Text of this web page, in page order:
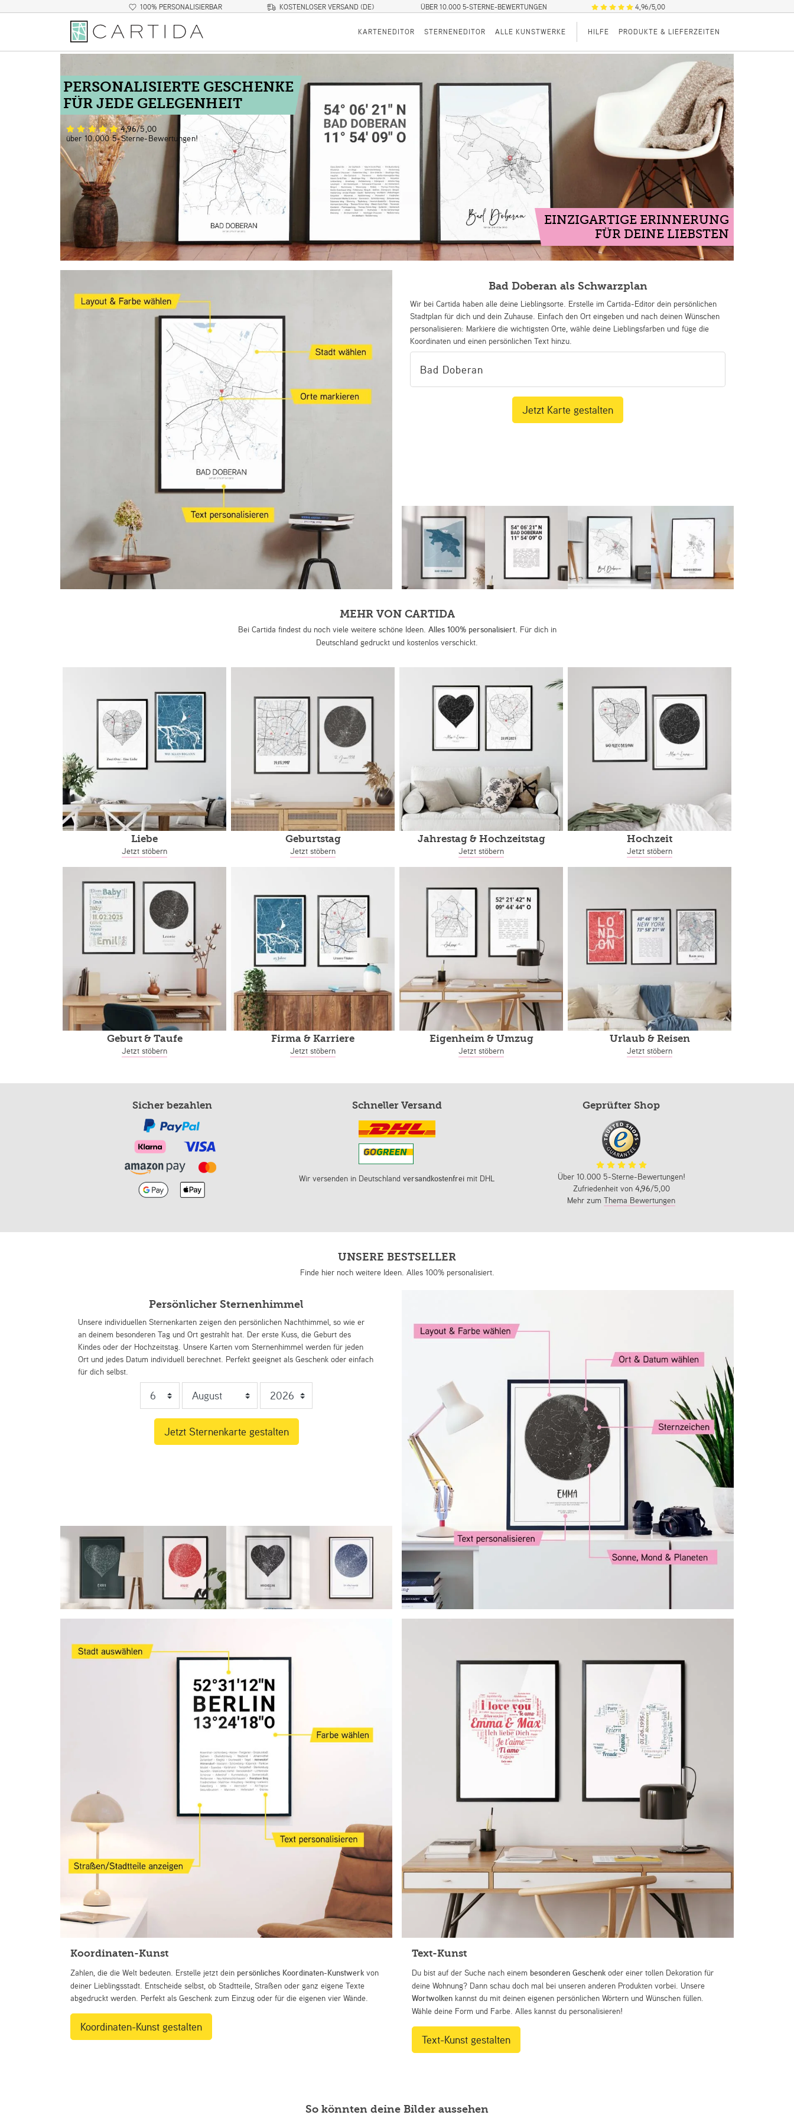
100% PERSONALISIERBAR KOSTENLOSER VERSAND (DE) ÜBER 10.000 5-STERNE-BEWERTUNGEN 4,96/5,00
KARTENEDITOR STERNENEDITOR ALLE KUNSTWERKE HILFE PRODUKTE & LIEFERZEITEN
PERSONALISIERTE GESCHENKE
FÜR JEDE GELEGENHEIT
4,96/5,00
über 10.000 5-Sterne-Bewertungen!
EINZIGARTIGE ERINNERUNG
FÜR DEINE LIEBSTEN
Bad Doberan als Schwarzplan
Wir bei Cartida haben alle deine Lieblingsorte. Erstelle im Cartida-Editor dein persönlichen
Stadtplan für dich und dein Zuhause. Einfach den Ort eingeben und nach deinen Wünschen
personalisieren: Markiere die wichtigsten Orte, wähle deine Lieblingsfarben und füge die
Koordinaten und einen persönlichen Text hinzu.
Jetzt Karte gestalten
MEHR VON CARTIDA
Bei Cartida findest du noch viele weitere schöne Ideen. Alles 100% personalisiert. Für dich in
Deutschland gedruckt und kostenlos verschickt.
Liebe
Jetzt stöbern
Geburtstag
Jetzt stöbern
Jahrestag& Hochzeitstag
Jetzt stöbern
Hochzeit
Jetzt stöbern
Geburt & Taufe
Jetzt stöbern
Firma & Karriere
Jetzt stöbern
Eigenheim& Umzug
Jetzt stöbern
Urlaub & Reisen
Jetzt stöbern
Sicher bezahlen Schneller Versand
Wir versenden in Deutschlandversandkostenfrei mit DHL
Geprüfter Shop
Über 10.000 5-Sterne-Bewertungen!
Zufriedenheit von 4,96/5,00
Mehr zumThema Bewertungen
UNSERE BESTSELLER
Finde hier noch weitere Ideen. Alles 100% personalisiert.
Persönlicher Sternenhimmel
Unsere individuellen Sternenkarten zeigen den persönlichen Nachthimmel, so wie er
an deinem besonderen Tag und Ort gestrahlt hat. Der erste Kuss, die Geburt des
Kindes oder der Hochzeitstag. Unsere Karten vom Sternenhimmel werden für jeden
Ort und jedes Datum individuell berechnet. Perfekt geeignet als Geschenk oder einfach
für dich selbst.
Koordinaten-Kunst
Zahlen, die die Welt bedeuten. Erstelle jetzt dein persönliches Koordinaten-Kunstwerk von
deiner Lieblingsstadt. Entscheide selbst, ob Stadtteile, Straßen oder ganz eigene Texte
abgedruckt werden. Perfekt als Geschenk zum Einzug oder für die eigenen vier Wände.
Koordinaten-Kunst gestalten
Text-Kunst
Du bist auf der Suche nach einem besonderen Geschenk oder einer tollen Dekoration für
deine Wohnung? Dann schau doch mal bei unseren anderen Produkten vorbei. Unsere
Wortwolken kannst du mit deinen eigenen persönlichen Wörtern und Wünschen füllen.
Wähle deine Form und Farbe. Alles kannst du personalisieren!
Text-Kunst gestalten
So könnten deine Bilder aussehen